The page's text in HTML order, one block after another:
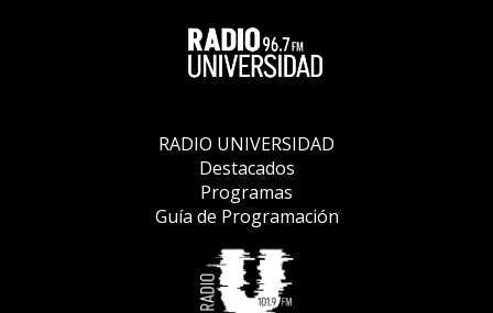
RADIO UNIVERSIDAD
Destacados
Programas
Guía de Programación